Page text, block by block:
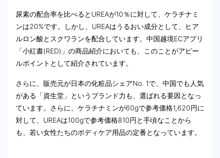
尿素の配合率を比べるとUREAが10％に対して、ケラチナミ
ンは20%です。しかし、UREAはうるおい成分として、ヒア
ルロン酸とスクワランを配合しています。中国越境ECアプリ
「小紅書(RED)」の商品紹介においても、このことがアピー
ルポイントとして紹介されています。
さらに、販売元が日本の化粧品シェアNo. 1で、中国でも人気
がある「資生堂」というブランド力も、選ばれる要因となっ
ています。さらに、ケラチナミンが60gで参考価格1,620円に
対して、UREAは100gで参考価格810円と手頃なことから
も、若い女性たちのボディケア用品の定番となっています。